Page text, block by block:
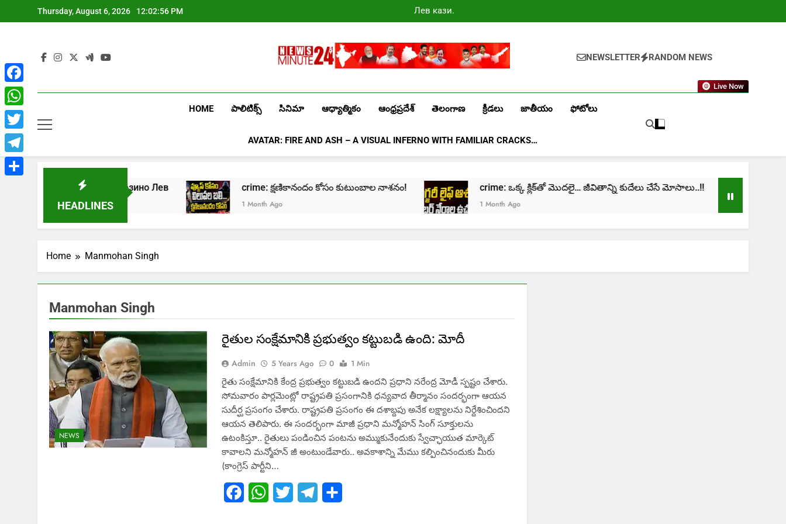
to
Thursday, August 6, 2026 12:02:56 PM
Лев казино
промокоды
Newsminute24
NEWSLETTER RANDOM NEWS
Live Now
HOME పాలిటిక్స్ సినిమా ఆధ్యాత్మికం ఆంధ్రప్రదేశ్ తెలంగాణ క్రీడలు జాతీయం ఫోటోలు
AVATAR: FIRE AND ASH – A VISUAL INFERNO WITH FAMILIAR CRACKS…
HEADLINES
Играть в онлайн казино Лев
1 Week Ago
crime: క్షణికానందం కోసం కుటుంబాల నాశనం!
1 Month Ago
crime: ఒక్క క్లిక్‌తో మొదలై… జీవితాన్ని కుదేలు చేసే మోసాలు..!!
1 Month Ago
Home Manmohan Singh
Manmohan Singh
NEWS
రైతుల సంక్షేమానికి ప్రభుత్వం కట్టుబడి ఉంది: మోదీ
Admin 5 Years Ago 0
1 Min
రైతు సంక్షేమానికి కేంద్ర ప్రభుత్వం కట్టుబడి ఉందని ప్రధాని నరేంద్ర మోడీ స్పష్టం చేశారు.
సోమవారం పార్లమెంట్లో రాష్ట్రపతి ప్రసంగానికి ధన్యవాద తీర్మానం సందర్భంగా ఆయన
సుదీర్ఘ ప్రసంగం చేశారు. రాష్ట్రపతి ప్రసంగం ఈ దశాబ్దపు అనేక లక్ష్యాలను నిర్దేశించిందని
ఆయన తెలిపారు. ఈ సందర్భంగా మాజీ ప్రధాని మన్మోహన్ సింగ్ సూక్తులను
ఉటంకిస్తూ.. రైతులు పండించిన పంటను అమ్ముకునేందుకు స్వేచ్ఛాయుత మార్కెట్
కావాలని మన్మోహన్ జీ అంటుండేవారు.. అవకాశాన్ని మేము కల్పించినందుకు మీరు
(కాంగ్రెస్ పార్టీని…
FacebookWhatsApp
Twitter Telegram
Facebook
WhatsApp
Twitter
Telegram